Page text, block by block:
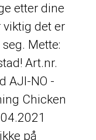
etter dine
viktig det er
Mette:
Art.nr.
AJI-NO -
Chicken
på